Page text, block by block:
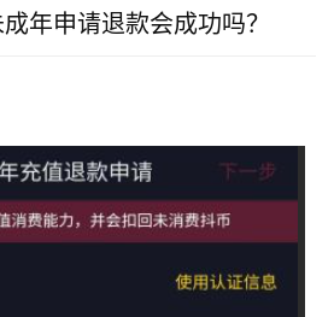
年申请退款会成功吗？